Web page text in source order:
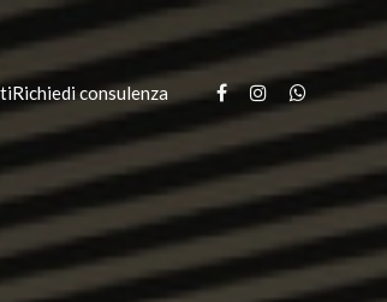
Richiedi consulenza